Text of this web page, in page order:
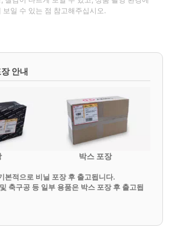
보일 수 있는 점 참고해주십시오.
안내
박스 포장
본적으로 비닐 포장 후 출고됩니다.
축구공 등 일부 용품은 박스 포장 후 출고됩